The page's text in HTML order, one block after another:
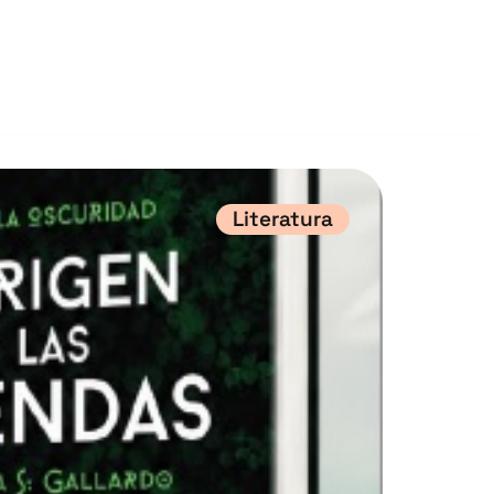
Literatura